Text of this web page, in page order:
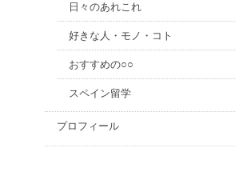
日々のあれこれ
好きな人・モノ・コト
おすすめの○○
スペイン留学
プロフィール